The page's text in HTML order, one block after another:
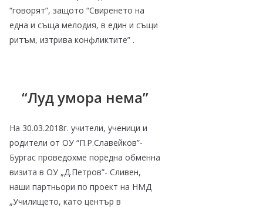
“говорят”, защото “Свиренето на
една и съща мелодия, в един и същи
ритъм, изтрива конфликтите” .
“Луд умора нема”
На 30.03.2018г. учители, ученици и
родители от ОУ “П.Р.Славейков”-
Бургас проведохме поредна обменна
визита в ОУ „Д.Петров”- Сливен,
наши партньори по проект на НМД
„Училището, като център в